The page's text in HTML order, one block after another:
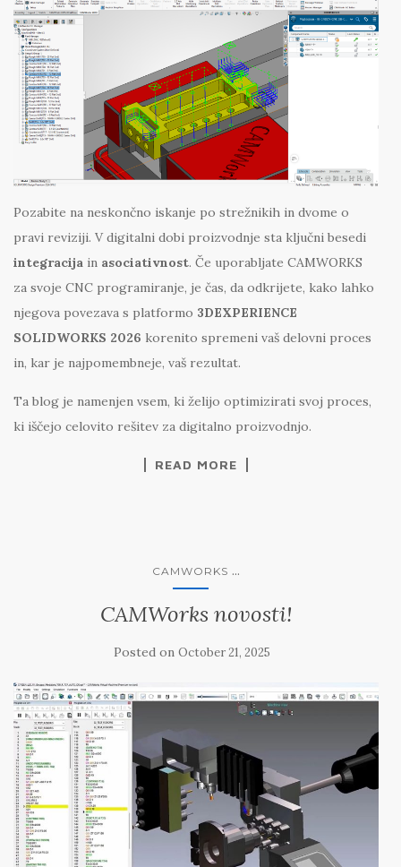
Pozabite na neskončno iskanje po strežnikih in dvome o
pravi reviziji. V digitalni dobi proizvodnje sta ključni besedi
integracija in asociativnost. Če uporabljate CAMWORKS
za svoje CNC programiranje, je čas, da odkrijete, kako lahko
njegova povezava s platformo 3DEXPERIENCE
SOLIDWORKS 2026 korenito spremeni vaš delovni proces
in, kar je najpomembneje, vaš rezultat.
Ta blog je namenjen vsem, ki želijo optimizirati svoj proces,
ki iščejo celovito rešitev za digitalno proizvodnjo.
READ MORE
CAMWORKS ...
CAMWorks novosti!
Posted on October 21, 2025